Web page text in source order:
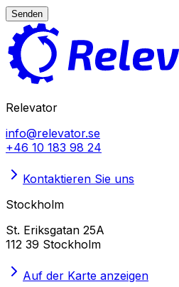
Senden
Relevator
info@relevator.se
+46 10 183 98 24
Kontaktieren Sie uns
Stockholm
St. Eriksgatan 25A
112 39 Stockholm
Auf der Karte anzeigen